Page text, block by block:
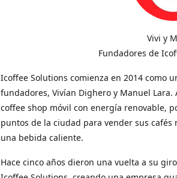
Vivi y
Fundadores de
Icoffee Solutions comienza en 2014 como
fundadores, Vivían Dighero y Manuel Lara.
coffee shop móvil con energía renovable,
puntos de la ciudad para vender sus
una bebida caliente.
Hace cinco años dieron una vuelta a su